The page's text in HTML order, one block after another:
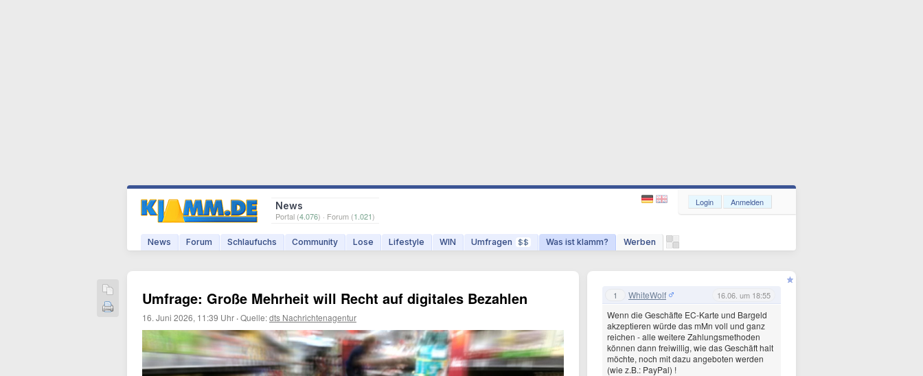
News
Portal (4.076) · Forum (1.021)
News Forum Schlaufuchs Community Lose Lifestyle WIN Umfragen $$ Was ist klamm? Werben
Login Anmelden
Umfrage: Große Mehrheit will Recht auf digitales Bezahlen
16. Juni 2026, 11:39 Uhr ·Quelle:dts Nachrichtenagentur
1 WhiteWolf 16.06. um 18:55
Wenn die Geschäfte EC-Karte und Bargeld
akzeptieren würde das mMn voll und ganz
reichen - alle weitere Zahlungsmethoden
können dann freiwillig, wie das Geschäft halt
möchte, noch mit dazu angeboten werden
(wie z.B.: PayPal) !